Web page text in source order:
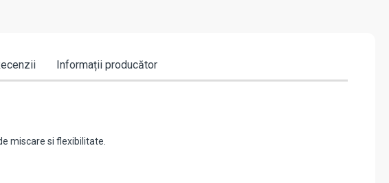
Informații producător
miscare si flexibilitate.